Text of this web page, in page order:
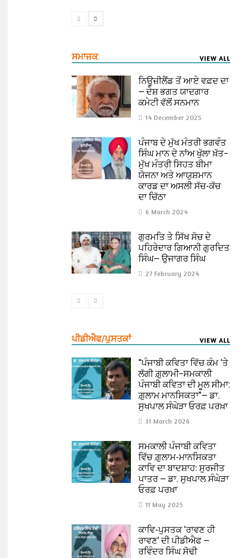
ਸਮਾਜਕ VIEW ALL
ਨਿਊਜ਼ੀਲੈਂਡ ਤੋਂ ਆਏ ਵਫ਼ਦ ਦਾ
— ਦੇਸ਼ ਭਗਤ ਯਾਦਗਾਰ
ਕਮੇਟੀ ਵੱਲੋਂ ਸਨਮਾਨ
14 December 2025
ਪੰਜਾਬ ਦੇ ਮੁੱਖ ਮੰਤਰੀ ਭਗਵੰਤ
ਸਿੰਘ ਮਾਨ ਦੇ ਨਾਂਅ ਖੁੱਲਾ ਖ਼ੱਤ–
ਮੁੱਖ ਮੰਤਰੀ ਸਿਹਤ ਬੀਮਾ
ਯੋਜਨਾ ਅਤੇ ਆਯੁਸ਼ਮਾਨ
ਕਾਰਡ ਦਾ ਅਸਲੀ ਸੱਚ-ਕੱਚ
ਦਾ ਚਿੱਠਾ
6 March 2024
ਗੁਰਮਤਿ ਤੇ ਸਿੱਖ ਸੋਚ ਦੇ
ਪਹਿਰੇਦਾਰ ਗਿਆਨੀ ਗੁਰਦਿਤ
ਸਿੰਘ— ਉਜਾਗਰ ਸਿੰਘ
27 February 2024
ਪੀਡੀਐਫ/ਪੁਸਤਕਾਂ VIEW ALL
“ਪੰਜਾਬੀ ਕਵਿਤਾ ਵਿੱਚ ਕੰਮ ‘ਤੇ
ਲੱਗੀ ਗ਼ੁਲਾਮੀ–ਸਮਕਾਲੀ
ਪੰਜਾਬੀ ਕਵਿਤਾ ਦੀ ਮੂਲ ਸੀਮਾ:
ਗ਼ੁਲਾਮ ਮਾਨਸਿਕਤਾ”— ਡਾ.
ਸੁਖਪਾਲ ਸੰਘੇੜਾ ਓਰਫ਼ ਪਰਖ਼ਾ
31 March 2026
ਸਮਕਾਲੀ ਪੰਜਾਬੀ ਕਵਿਤਾ
ਵਿੱਚ ਗ਼ੁਲਾਮ-ਮਾਨਸਿਕਤਾ
ਕਾਵਿ ਦਾ ਬਾਦਸ਼ਾਹ: ਸੁਰਜੀਤ
ਪਾਤਰ — ਡਾ. ਸੁਖਪਾਲ ਸੰਘੇੜਾ
ਓਰਫ਼ ਪਰਖ਼ਾ
11 May 2025
ਕਾਵਿ-ਪੁਸਤਕ ‘ਰਾਵਣ ਹੀ
ਰਾਵਣ’ ਦੀ ਪੀਡੀਐਫ —
ਰਵਿੰਦਰ ਸਿੰਘ ਸੋਢੀ